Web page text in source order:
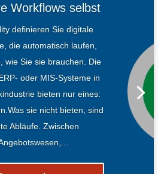
Workflows selbst
definieren Sie digitale
die automatisch laufen,
wie Sie sie brauchen. Die
oder MIS-Systeme in
bieten nur eines:
sie nicht bieten, sind
Abläufe. Zwischen